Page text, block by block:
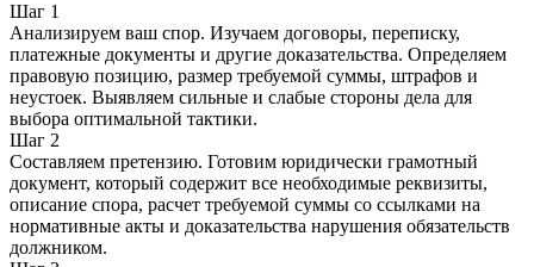
Шаг 1
Анализируем ваш спор. Изучаем договоры, переписку,
платежные документы и другие доказательства. Определяем
правовую позицию, размер требуемой суммы, штрафов и
неустоек. Выявляем сильные и слабые стороны дела для
выбора оптимальной тактики.
Шаг 2
Составляем претензию. Готовим юридически грамотный
документ, который содержит все необходимые реквизиты,
описание спора, расчет требуемой суммы со ссылками на
нормативные акты и доказательства нарушения обязательств
должником.